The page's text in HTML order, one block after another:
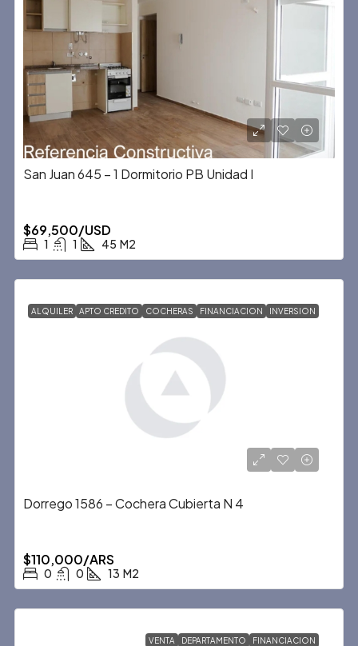
San Juan 645 – 1 Dormitorio PB Unidad I
$69,500/USD
1 1 45 M2
ALQUILER APTO CREDITO COCHERAS FINANCIACION INVERSION
Dorrego 1586 – Cochera Cubierta N 4
$110,000/ARS
0 0 13 M2
VENTA DEPARTAMENTO FINANCIACION